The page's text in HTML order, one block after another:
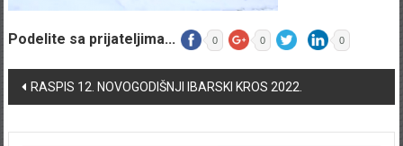
Podelite sa prijateljima... 0 0 0
Post navigation
RASPIS 12. NOVOGODIŠNJI IBARSKI KROS 2022.